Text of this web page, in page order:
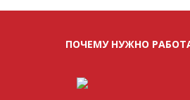
ПОЧЕМУ НУЖНО